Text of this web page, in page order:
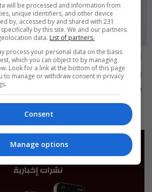
العراق في دقيقة
العراق في دقيقة 10-08-2026 | 2026
12:30 | 2026-08-10 Talk م٢ - الحلقة ٨٧ | الموسم 210
will be processed and information from
unique identifiers, and other device
by, accessed by and shared with 231
by this site. We and our partners
data. List of partners.
process your personal data on the basis
which you can object to by managing
Look for a link at the bottom of this page
to manage or withdraw consent in privacy
Consent
Manage options